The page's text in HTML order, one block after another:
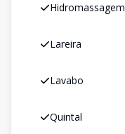
Hidromassagem
Lareira
Lavabo
Quintal